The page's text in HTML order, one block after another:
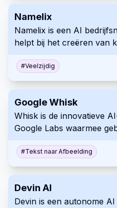
Namelix
Namelix is een AI
helpt bij het creëren van
en integreert met een
naadloze branding
#Veelzijdig
Google Whisk
Whisk is de innovatieve
Google Labs waarmee
bestaande afbeeldingen
te vertrouwen op
#Tekst naar Afbeelding
Devin AI
Devin is een autonome